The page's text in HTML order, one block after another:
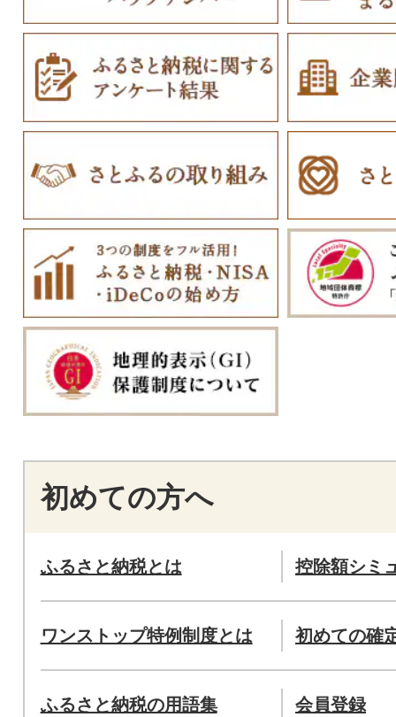
初めての方へ
ふるさと納税とは 控除額シミ
ワンストップ特例制度とは 初めての確
ふるさと納税の用語集 会員登録